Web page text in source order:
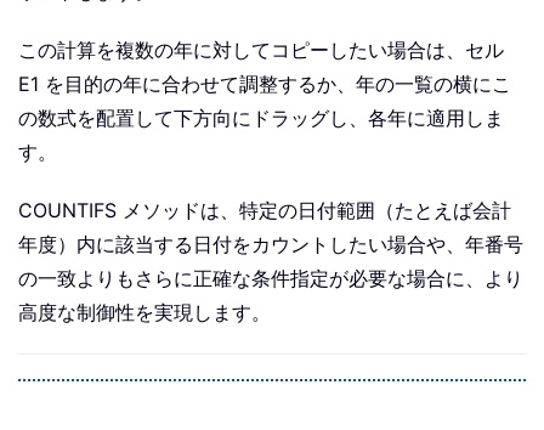
この計算を複数の年に対してコピーしたい場合は、セル
E1 を目的の年に合わせて調整するか、年の一覧の横にこ
の数式を配置して下方向にドラッグし、各年に適用しま
す。
COUNTIFS メソッドは、特定の日付範囲（たとえば会計
年度）内に該当する日付をカウントしたい場合や、年番号
の一致よりもさらに正確な条件指定が必要な場合に、より
高度な制御性を実現します。